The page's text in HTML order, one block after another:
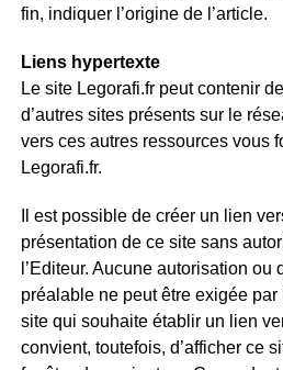
fin, indiquer l’origine de l’article.
Liens hypertexte
Le site Legorafi.fr peut contenir
d’autres sites présents sur le
vers ces autres ressources vous
Legorafi.fr.
Il est possible de créer un lien
présentation de ce site sans
l’Editeur. Aucune autorisation ou
préalable ne peut être exigée par
site qui souhaite établir un lien
convient, toutefois, d’afficher ce